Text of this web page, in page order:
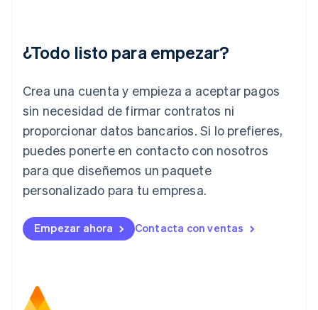
¿Todo listo para empezar?
Crea una cuenta y empieza a aceptar pagos
sin necesidad de firmar contratos ni
proporcionar datos bancarios. Si lo prefieres,
puedes ponerte en contacto con nosotros
para que diseñemos un paquete
personalizado para tu empresa.
Empezar ahora Contacta con ventas
Irlanda
Italia
English
Japón
日本語English
Letonia
Liechtenstein
DeutschEnglish
English
Luxemburgo
English